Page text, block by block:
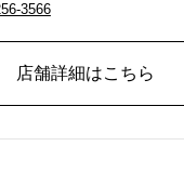
3566
店舗詳細はこちら